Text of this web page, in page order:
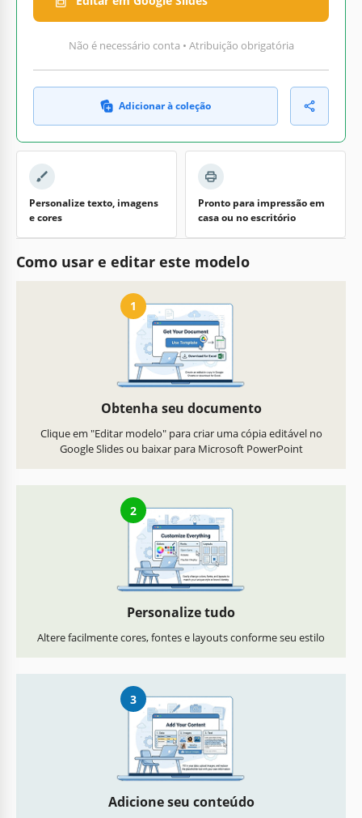
Não é necessário conta • Atribuição obrigatória
Adicionar à coleção
Personalize texto, imagens
e cores
Pronto para impressão em
casa ou no escritório
Como usar e editar este modelo
1
Obtenha seu documento
Clique em "Editar modelo" para criar uma cópia editável no
Google Slides ou baixar para Microsoft PowerPoint
2
Personalize tudo
Altere facilmente cores, fontes e layouts conforme seu estilo
3
Adicione seu conteúdo